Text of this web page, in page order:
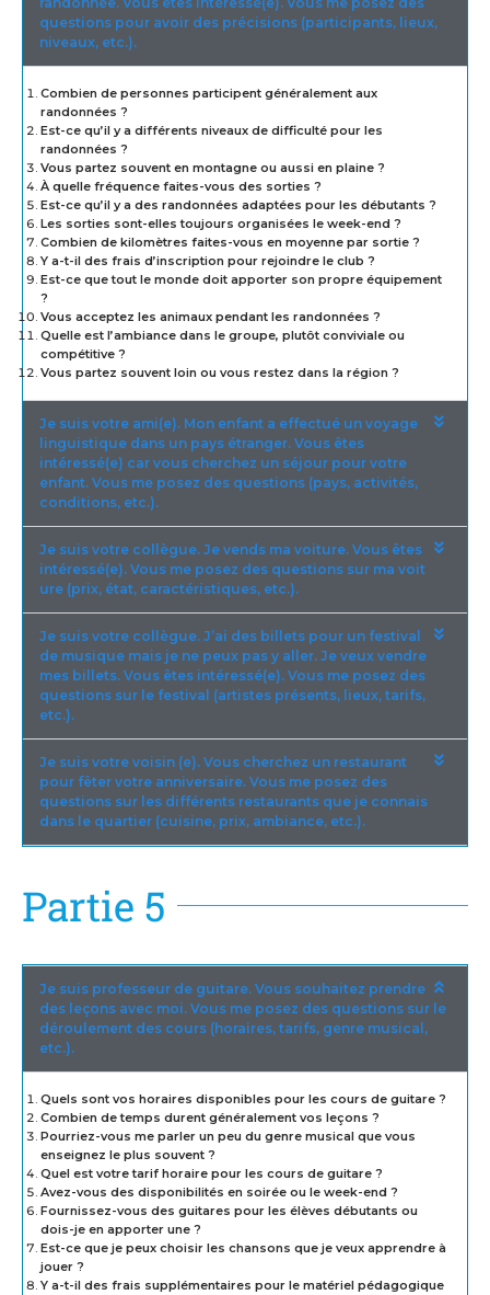
questions pour avoir des précisions (participants, lieux,
niveaux, etc.).
Combien de personnes participent généralement aux
randonnées ?
Est-ce qu’il y a différents niveaux de difficulté pour les
randonnées ?
Vous partez souvent en montagne ou aussi en plaine ?
À quelle fréquence faites-vous des sorties ?
Est-ce qu’il y a des randonnées adaptées pour les débutants ?
Les sorties sont-elles toujours organisées le week-end ?
Combien de kilomètres faites-vous en moyenne par sortie ?
Y a-t-il des frais d’inscription pour rejoindre le club ?
Est-ce que tout le monde doit apporter son propre équipement
?
Vous acceptez les animaux pendant les randonnées ?
Quelle est l’ambiance dans le groupe, plutôt conviviale ou
compétitive ?
Vous partez souvent loin ou vous restez dans la région ?
Je suis votre ami(e). Mon enfant a effectué un voyage
linguistique dans un pays étranger. Vous êtes
intéressé(e) car vous cherchez un séjour pour votre
enfant. Vous me posez des questions (pays, activités,
conditions, etc.).
Je suis votre collègue. Je vends ma voiture. Vous êtes
intéressé(e). Vous me posez des questions sur ma voit
ure (prix, état, caractéristiques, etc.).
Je suis votre collègue. J’ai des billets pour un festival
de musique mais je ne peux pas y aller. Je veux vendre
mes billets. Vous êtes intéressé(e). Vous me posez des
questions sur le festival (artistes présents, lieux, tarifs,
etc.).
Je suis votre voisin (e). Vous cherchez un restaurant
pour fêter votre anniversaire. Vous me posez des
questions sur les différents restaurants que je connais
dans le quartier (cuisine, prix, ambiance, etc.).
Partie 5
Je suis professeur de guitare. Vous souhaitez prendre
des leçons avec moi. Vous me posez des questions sur le
déroulement des cours (horaires, tarifs, genre musical,
etc.).
Quels sont vos horaires disponibles pour les cours de guitare ?
Combien de temps durent généralement vos leçons ?
Pourriez-vous me parler un peu du genre musical que vous
enseignez le plus souvent ?
Quel est votre tarif horaire pour les cours de guitare ?
Avez-vous des disponibilités en soirée ou le week-end ?
Fournissez-vous des guitares pour les élèves débutants ou
dois-je en apporter une ?
Est-ce que je peux choisir les chansons que je veux apprendre à
jouer ?
Y a-t-il des frais supplémentaires pour le matériel pédagogique